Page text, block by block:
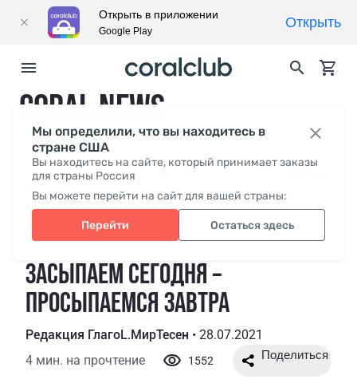
Мы определили, что вы находитесь в
стране США
Вы находитесь на сайте, который принимает заказы
для страны Россия
Вы можете перейти на сайт для вашей страны:
Перейти Остаться здесь
CORAL NEWS
Свежее СМИ о нас
Главная Новости
СМИ
Засыпаем сегодня – просыпаемся завтра
ЗАСЫПАЕМ СЕГОДНЯ –
ПРОСЫПАЕМСЯ ЗАВТРА
Редакция ГлагоL.МирТесен • 28.07.2021
4 мин. на прочтение
1552
Открыть в приложении
Google Play
Открыть